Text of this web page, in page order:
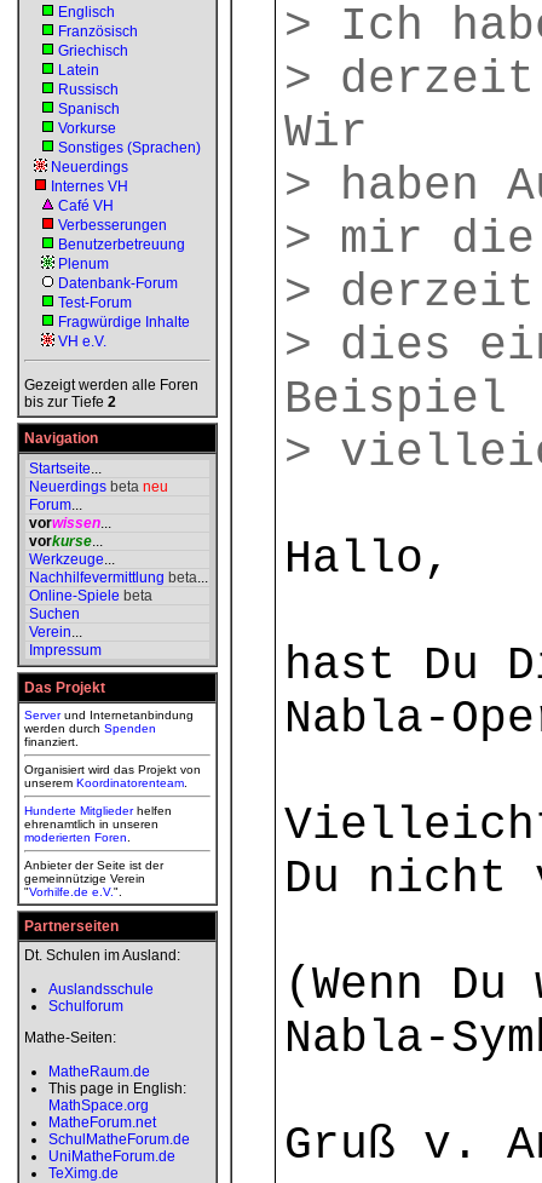
Englisch
Französisch
Griechisch
Latein
Russisch
Spanisch
Vorkurse
Sonstiges (Sprachen)
Neuerdings
Internes VH
Café VH
Verbesserungen
Benutzerbetreuung
Plenum
Datenbank-Forum
Test-Forum
Fragwürdige Inhalte
VH e.V.
Gezeigt werden alle Foren
bis zur Tiefe 2
Navigation
Startseite...
Neuerdings beta neu
Forum...
vorwissen...
vorkurse...
Werkzeuge...
Nachhilfevermittlung beta...
Online-Spiele beta
Suchen
Verein...
Impressum
Das Projekt
Serverund Internetanbindung
werden durch Spenden
finanziert.
Organisiert wird das Projekt von
unserem Koordinatorenteam
Hunderte Mitgliederhelfen
ehrenamtlich in unseren
moderierten Foren
Anbieter der Seite ist der
gemeinnützige Verein
"Vorhilfe.de e.V.".
Partnerseiten
Dt. Schulen im Ausland:
Auslandsschule
Schulforum
Mathe-Seiten:
MatheRaum.de
This page in English:
MathSpace.org
MatheForum.net
SchulMatheForum.de
UniMatheForum.de
TeXimg.de
> Ich
>
Wir
> haben
> mir
> derzeit
> dies
Beispiel
>
Hallo,
hast Du
Nabla-
Vielleicht
Du nicht
(Wenn
Nabla-
Gruß v.